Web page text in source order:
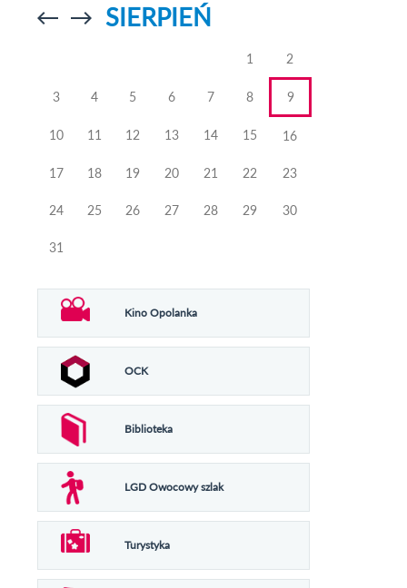
Przejdź doPrzejdź do
SIERPIEŃ
1 2
3 4 5 6 7 8 9
10 11 12 13 14 15 16
17 18 19 20 21 22 23
24 25 26 27 28 29 30
31
Kino Opolanka
OCK
Biblioteka
LGD Owocowy szlak
Turystyka